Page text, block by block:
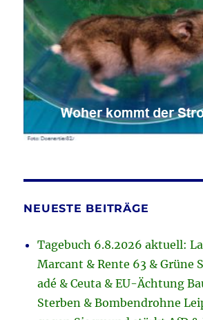
NEUESTE BEITRÄGE
Tagebuch 6.8.2026 aktuell:
Marcant & Rente 63 & Grüne
adé & Ceuta & EU-Ächtung
Sterben & Bombendrohne